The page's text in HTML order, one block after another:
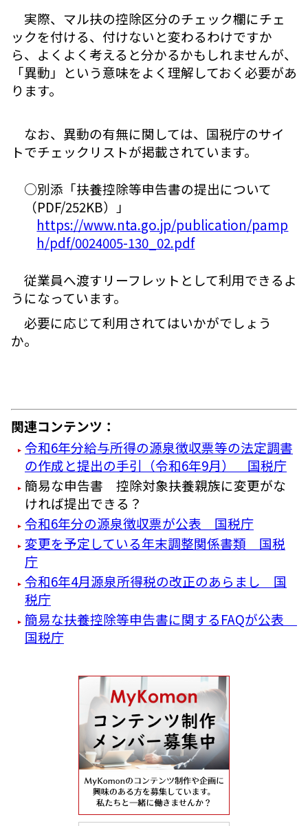
実際、マル扶の控除区分のチェック欄にチェ
ックを付ける、付けないと変わるわけですか
ら、よくよく考えると分かるかもしれませんが、
「異動」という意味をよく理解しておく必要があ
ります。
なお、異動の有無に関しては、国税庁のサイ
トでチェックリストが掲載されています。
○別添「扶養控除等申告書の提出について
（PDF/252KB）」
https://www.nta.go.jp/publication/pamp
h/pdf/0024005-130_02.pdf
従業員へ渡すリーフレットとして利用できるよ
うになっています。
必要に応じて利用されてはいかがでしょう
か。
関連コンテンツ：
令和6年分給与所得の源泉徴収票等の法定調書
の作成と提出の手引（令和6年9月） 国税庁
簡易な申告書 控除対象扶養親族に変更がな
ければ提出できる？
令和6年分の源泉徴収票が公表 国税庁
変更を予定している年末調整関係書類 国税
庁
令和6年4月源泉所得税の改正のあらまし 国
税庁
簡易な扶養控除等申告書に関するFAQが公表
国税庁